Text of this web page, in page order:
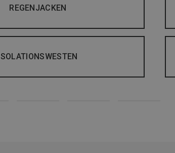
REGENJACKEN
ISOLATIONSWESTEN